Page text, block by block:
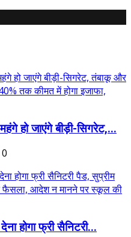
हो जाएंगे बीड़ी-सिगरेट,...
0
होगा फ्री सैनिटरी...